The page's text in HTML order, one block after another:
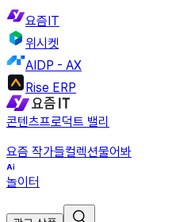
요즘IT
위시켓
AIDP - AX
Rise ERP
콘텐츠프로덕트 밸리
요즘 작가들컬렉션물어봐
놀이터